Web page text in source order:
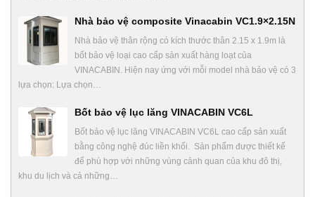
Nhà bảo vệ composite Vinacabin VC1.9×2.15N
Nhà bảo vệ thân rộng có kích thước thân 2.15 x 1.9m là
bốt bảo vệ loại cao cấp sản xuất hàng loạt của
VINACABIN. Hiện nay ứng với mỗi model nhà bảo vệ có 3
lựa chọn: Lựa chọn…
Bốt bảo vệ lục lăng VINACABIN VC6L
Bốt bảo vệ lục lăng VINACABIN VC6L cao cấp sản xuất
bằng công nghệ đúc liền khối. Sản phẩm được thiết kế
để phù hợp với những vùng cảnh quan của khu đô thị,
khu du lịch và cả những…